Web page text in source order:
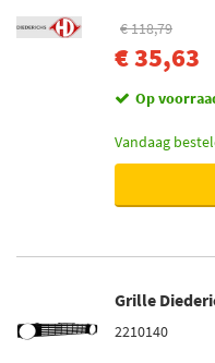
€ 118,79
€ 35,63
Op
Vandaag
Grille
2210140